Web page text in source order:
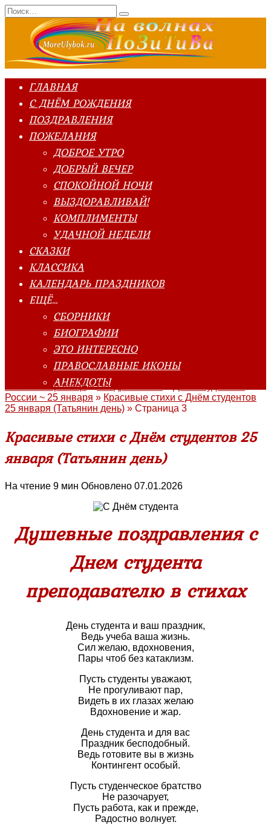
Перейти
к
содержанию
Search
for:
ГЛАВНАЯ
С ДНЁМ РОЖДЕНИЯ
ПОЗДРАВЛЕНИЯ
ПОЖЕЛАНИЯ
ДОБРОЕ УТРО
ДОБРЫЙ ВЕЧЕР
СПОКОЙНОЙ НОЧИ
ВЫЗДОРАВЛИВАЙ!
КОМПЛИМЕНТЫ
УДАЧНОЙ НЕДЕЛИ
СКАЗКИ
КЛАССИКА
КАЛЕНДАРЬ ПРАЗДНИКОВ
ЕЩЁ…
СБОРНИКИ
БИОГРАФИИ
ЭТО ИНТЕРЕСНО
ПРАВОСЛАВНЫЕ ИКОНЫ
АНЕКДОТЫ
Главная страница»Поздравления
России ~ 25 января » Красивые стихи с Днём студентов
25 января (Татьянин день) » Страница 3
Красивые стихи с Днём студентов 25
января (Татьянин день)
На чтение 9 мин Обновлено 07.01.2026
Душевные поздравления с
Днем студента
преподавателю в стихах
День студента и ваш праздник,
Ведь учеба ваша жизнь.
Сил желаю, вдохновения,
Пары чтоб без катаклизм.
Пусть студенты уважают,
Не прогуливают пар,
Видеть в их глазах желаю
Вдохновение и жар.
День студента и для вас
Праздник бесподобный.
Ведь готовите вы в жизнь
Контингент особый.
Пусть студенческое братство
Не разочарует,
Пусть работа, как и прежде,
Радостно волнует.